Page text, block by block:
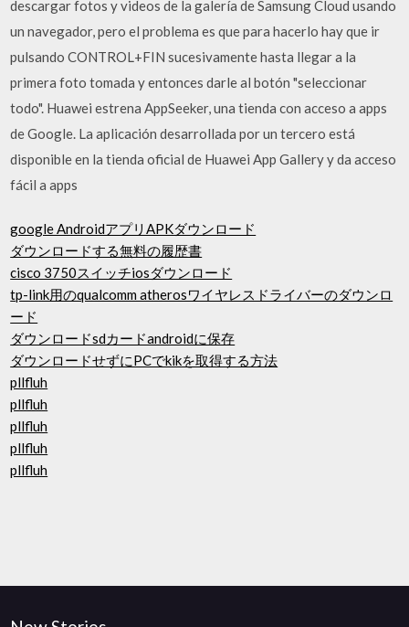
descargar fotos y videos de la galería de Samsung Cloud usando
un navegador, pero el problema es que para hacerlo hay que ir
pulsando CONTROL+FIN sucesivamente hasta llegar a la
primera foto tomada y entonces darle al botón "seleccionar
todo". Huawei estrena AppSeeker, una tienda con acceso a apps
de Google. La aplicación desarrollada por un tercero está
disponible en la tienda oficial de Huawei App Gallery y da acceso
fácil a apps
google AndroidアプリAPKダウンロード
ダウンロードする無料の履歴書
cisco 3750スイッチiosダウンロード
tp-link用のqualcomm atherosワイヤレスドライバーのダウンロ
ード
ダウンロードsdカードandroidに保存
ダウンロードせずにPCでkikを取得する方法
pllfluh
pllfluh
pllfluh
pllfluh
pllfluh